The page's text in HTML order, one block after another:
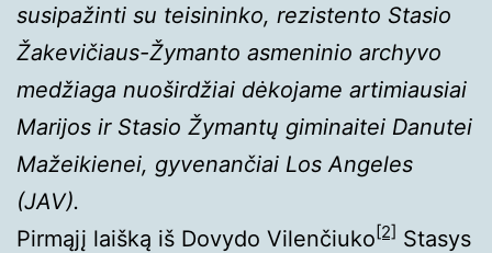
susipažinti su teisininko, rezistento Stasio
Žakevičiaus-Žymanto asmeninio archyvo
medžiaga nuoširdžiai dėkojame artimiausiai
Marijos ir Stasio Žymantų giminaitei Danutei
Mažeikienei, gyvenančiai Los Angeles
(JAV).
Pirmąjį laišką iš Dovydo Vilenčiuko[2] Stasys